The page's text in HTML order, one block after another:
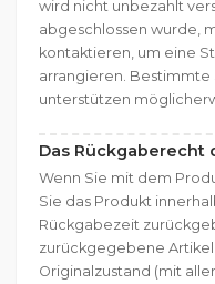
wird nicht unbezahlt
abgeschlossen wurde,
kontaktieren, um eine
arrangieren.
unterstützen
Das Rückgaberecht
Wenn Sie mit dem
Sie das Produkt
Rückgabezeit
zurückgegebene
Originalzustand (mit